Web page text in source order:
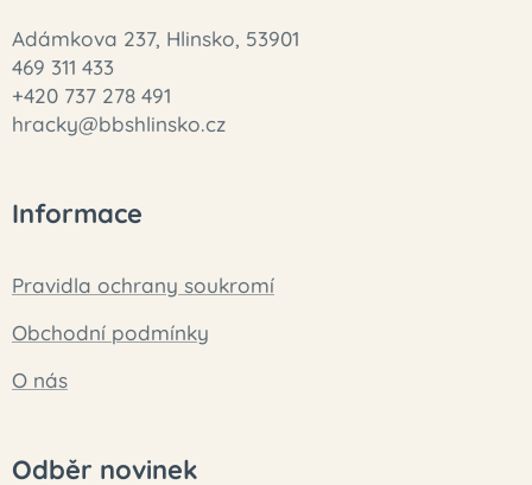
Adámkova 237, Hlinsko, 53901
469 311 433
+420 737 278 491
hracky@bbshlinsko.cz
Informace
Pravidla ochrany soukromí
Obchodní podmínky
O nás
Odběr novinek